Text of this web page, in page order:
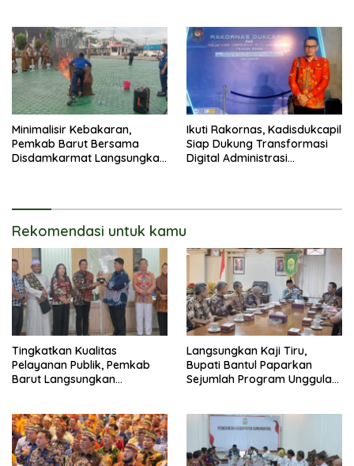
Lokal dan Pelestarian
Lingkungan
Minimalisir Kebakaran,
Pemkab Barut Bersama
Disdamkarmat Langsungkan
Ikuti Rakornas, Kadisdukcapil
Siap Dukung Transformasi
Digital Administrasi
Rekomendasi untuk kamu
Tingkatkan Kualitas
Pelayanan Publik, Pemkab
Barut Langsungkan
Langsungkan Kaji Tiru,
Bupati Bantul Paparkan
Sejumlah Program Unggulan